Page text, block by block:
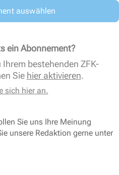
auswählen
ein Abonnement?
bestehenden ZFK-
Sie hier aktivieren.
sich hier an.
Sie uns Ihre Meinung
unsere Redaktion gerne unter